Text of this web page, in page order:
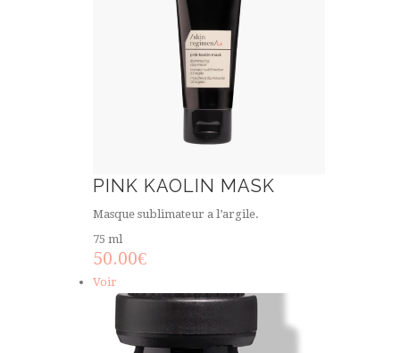
PINK KAOLIN MASK
Masque sublimateur a l’argile.
75 ml
50.00€
Voir